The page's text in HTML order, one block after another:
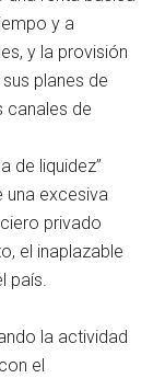
y a
y la provisión
planes de
canales de
de liquidez”
una excesiva
privado
el inaplazable
país.
la actividad
el